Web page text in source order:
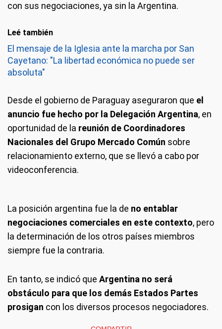
con sus negociaciones, ya sin la Argentina.
Leé también
El mensaje de la Iglesia ante la marcha por San
Cayetano: "La libertad económica no puede ser
absoluta"
Desde el gobierno de Paraguay aseguraron que el
anuncio fue hecho por la Delegación Argentina, en
oportunidad de la reunión de Coordinadores
Nacionales del Grupo Mercado Común sobre
relacionamiento externo, que se llevó a cabo por
videoconferencia.
La posición argentina fue la de no entablar
negociaciones comerciales en este contexto, pero
la determinación de los otros países miembros
siempre fue la contraria.
En tanto, se indicó que Argentina no será
obstáculo para que los demás Estados Partes
prosigan con los diversos procesos negociadores.